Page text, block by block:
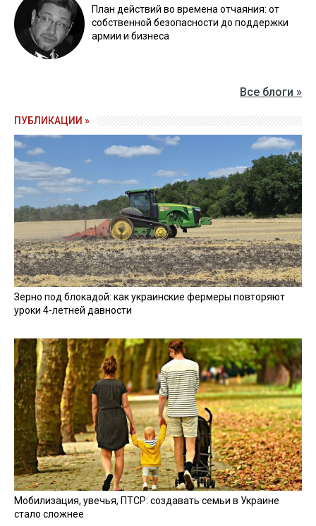
План действий во времена отчаяния: от
собственной безопасности до поддержки
армии и бизнеса
Все блоги »
ПУБЛИКАЦИИ »
Зерно под блокадой: как украинские фермеры повторяют
уроки 4-летней давности
Мобилизация, увечья, ПТСР: создавать семьи в Украине
стало сложнее